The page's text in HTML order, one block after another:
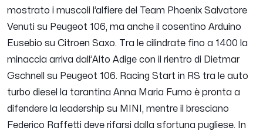
mostrato i muscoli l’alfiere del Team Phoenix Salvatore
Venuti su Peugeot 106, ma anche il cosentino Arduino
Eusebio su Citroen Saxo. Tra le cilindrate fino a 1400 la
minaccia arriva dall’Alto Adige con il rientro di Dietmar
Gschnell su Peugeot 106. Racing Start in RS tra le auto
turbo diesel la tarantina Anna Maria Fumo è pronta a
difendere la leadership su MINI, mentre il bresciano
Federico Raffetti deve rifarsi dalla sfortuna pugliese. In